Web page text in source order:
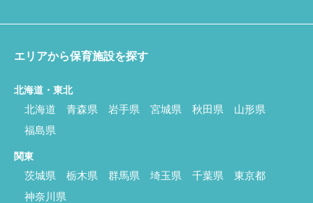
エリアから保育施設を探す
北海道・東北
北海道 青森県 岩手県 宮城県 秋田県
山形県
福島県
関東
茨城県 栃木県 群馬県 埼玉県 千葉県
東京都
神奈川県